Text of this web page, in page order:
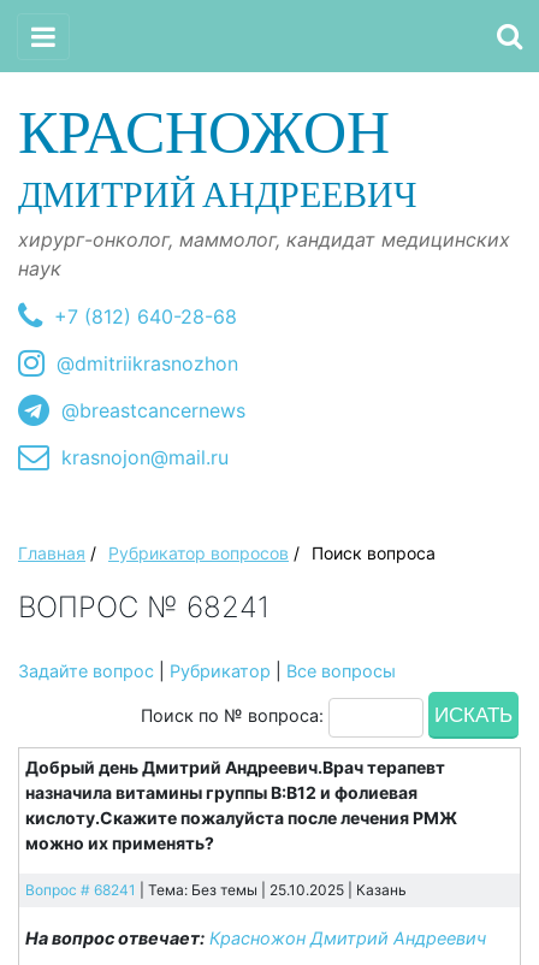
КРАСНОЖОН
ДМИТРИЙ АНДРЕЕВИЧ
хирург-онколог, маммолог, кандидат медицинских
наук
+7 (812) 640-28-68
@dmitriikrasnozhon
@breastcancernews
krasnojon@mail.ru
Главная / Рубрикатор вопросов / Поиск вопроса
ВОПРОС № 68241
Задайте вопрос Рубрикатор Все вопросы
Поиск по № вопроса:
Добрый день Дмитрий Андреевич.Врач терапевт
назначила витамины группы В:В12 и фолиевая
кислоту.Скажите пожалуйста после лечения РМЖ
можно их применять?
Вопрос # 68241 | Тема: Без темы | 25.10.2025 | Казань
На вопрос отвечает: Красножон Дмитрий Андреевич